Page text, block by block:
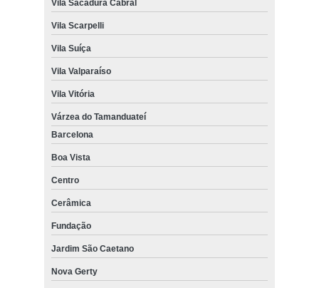
Vila Sacadura Cabral
Vila Scarpelli
Vila Suíça
Vila Valparaíso
Vila Vitória
Várzea do Tamanduateí
Barcelona
Boa Vista
Centro
Cerâmica
Fundação
Jardim São Caetano
Nova Gerty